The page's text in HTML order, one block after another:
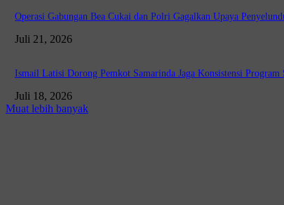
Operasi Gabungan Bea Cukai dan Polri Gagalkan Upaya
Juli 21, 2026
Ismail Latisi Dorong Pemkot Samarinda Jaga Konsistensi
Juli 18, 2026
Muat lebih banyak